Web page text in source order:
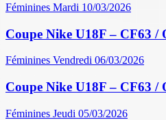
Féminines Mardi 10/03/2026
Coupe Nike U18F – CF63
Féminines Vendredi 06/03/2026
Coupe Nike U18F – CF63 /
Féminines Jeudi 05/03/2026